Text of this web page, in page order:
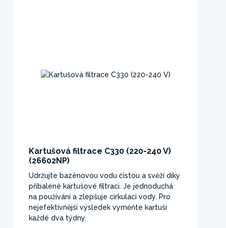
Kartušová filtrace C330 (220-240 V)
(26602NP)
Udržujte bazénovou vodu čistou a svěží díky
přibalené kartušové filtraci. Je jednoduchá
na používání a zlepšuje cirkulaci vody. Pro
nejefektivnější výsledek vyměňte kartuši
každé dva týdny.